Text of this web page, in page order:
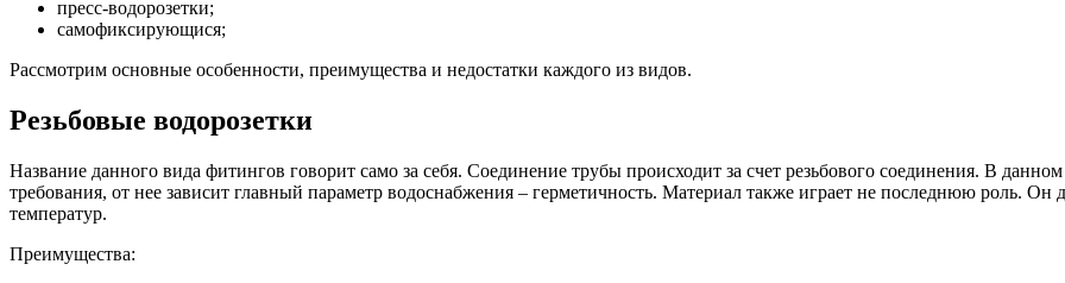
пресс-водорозетки;
самофиксирующися;
Рассмотрим основные особенности, преимущества и недостатки каждого из видов.
Резьбовые водорозетки
Название данного вида фитингов говорит само за себя. Соединение трубы происходит за счет резьбового соединения. В
требования, от нее зависит главный параметр водоснабжения – герметичность. Материал также играет не последнюю роль. Он
температур.
Преимущества: